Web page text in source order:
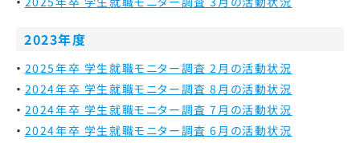
2023年度
2025年卒 学生就職モニター調査 2月の活動状況
2024年卒 学生就職モニター調査 8月の活動状況
2024年卒 学生就職モニター調査 7月の活動状況
2024年卒 学生就職モニター調査 6月の活動状況